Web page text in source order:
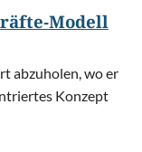
Modell
abzuholen, wo er
Konzept